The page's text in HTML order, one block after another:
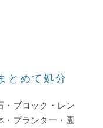
とめて処分
・ブロック・レン
・プランター・園